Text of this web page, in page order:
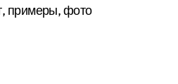
примеры, фото